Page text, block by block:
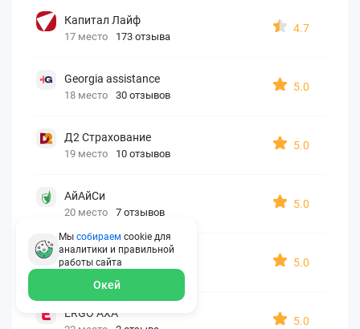
Капитал Лайф
17 место 173 отзыва
4.7
Georgia assistance
18 место 30 отзывов
5.0
Д2 Страхование
19 место 10 отзывов
5.0
АйАйСи
20 место 7 отзывов
5.0
OxySport
21 место 6 отзывов
5.0
ERGO AXA
5.0
Мы собираем cookie для
аналитики и правильной
работы сайта
Окей